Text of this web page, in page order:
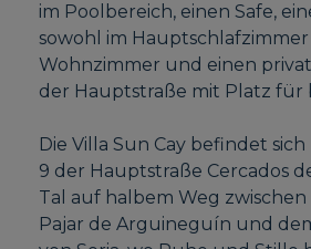
im Poolbereich, einen Safe,
sowohl im Hauptschlafzimmer
Wohnzimmer und einen
der Hauptstraße mit Platz für
Die Villa Sun Cay befindet
9 der Hauptstraße Cercados
Tal auf halbem Weg
Pajar de Arguineguín und